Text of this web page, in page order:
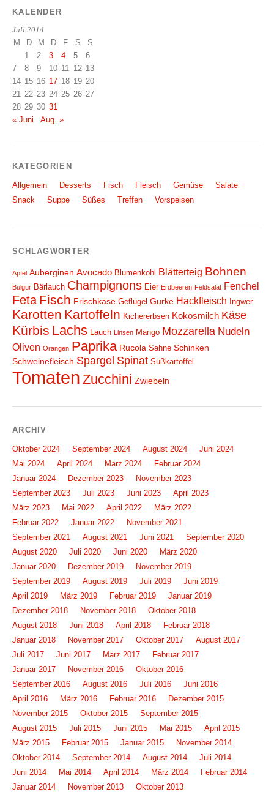
KALENDER
Juli 2014
M D M D F S
S
1
2 3 4 5
6
7
8 9 10 11 12 13
14 15 16 17 18 19 20
21 22 23 24 25 26 27
28 29 30 31
« Juni
Aug. »
KATEGORIEN
Allgemein Desserts Fisch Fleisch Gemüse
Salate
Snack
Suppe Süßes Treffen Vorspeisen
SCHLAGWÖRTER
Apfel Auberginen Avocado Blumenkohl Blätterteig Bohnen
Bulgur Bärlauch Champignons Eier Erdbeeren Feldsalat Fenchel
Feta Fisch Frischkäse Geflügel Gurke Hackfleisch Ingwer
Karotten Kartoffeln Kichererbsen Kokosmilch Käse
Kürbis Lachs Lauch Linsen Mango Mozzarella Nudeln
Oliven Orangen Paprika Rucola Sahne Schinken
Schweinefleisch Spargel Spinat Süßkartoffel
Tomaten Zucchini Zwiebeln
ARCHIV
Oktober 2024 September 2024 August 2024
Juni 2024
Mai 2024
April 2024 März 2024
Februar 2024
Januar 2024
Dezember 2023
November 2023
September 2023
Juli 2023 Juni 2023
April 2023
März 2023
Mai 2022 April 2022
März 2022
Februar 2022
Januar 2022
November 2021
September 2021
August 2021 Juni 2021
September 2020
August 2020
Juli 2020 Juni 2020
März 2020
Januar 2020
Dezember 2019
November 2019
September 2019
August 2019 Juli 2019
Juni 2019
April 2019
März 2019 Februar 2019
Januar 2019
Dezember 2018
November 2018
Oktober 2018
August 2018
Juni 2018 April 2018
Februar 2018
Januar 2018
November 2017 Oktober 2017
August 2017
Juli 2017
Juni 2017 März 2017
Februar 2017
Januar 2017
November 2016
Oktober 2016
September 2016
August 2016 Juli 2016
Juni 2016
April 2016
März 2016 Februar 2016
Dezember 2015
November 2015
Oktober 2015
September 2015
August 2015
Juli 2015 Juni 2015 Mai 2015
April 2015
März 2015
Februar 2015 Januar 2015
November 2014
Oktober 2014
September 2014 August 2014
Juli 2014
Juni 2014
Mai 2014 April 2014 März 2014
Februar 2014
Januar 2014
November 2013 Oktober 2013